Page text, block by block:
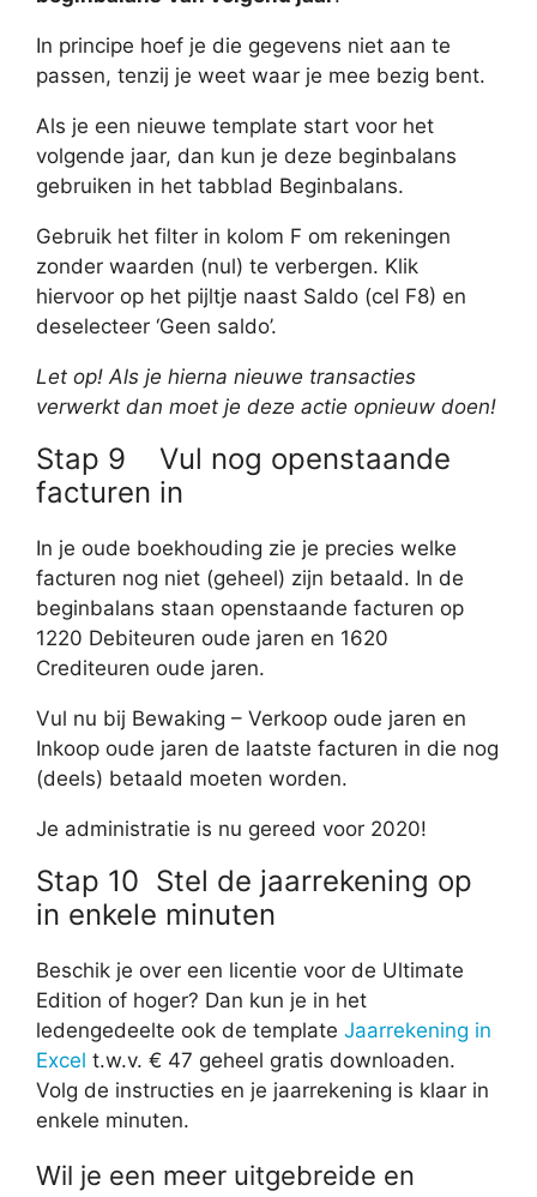
In principe hoef je die gegevens niet aan te
passen, tenzij je weet waar je mee bezig bent.
Als je een nieuwe template start voor het
volgende jaar, dan kun je deze beginbalans
gebruiken in het tabblad Beginbalans.
Gebruik het filter in kolom F om rekeningen
zonder waarden (nul) te verbergen. Klik
hiervoor op het pijltje naast Saldo (cel F8) en
deselecteer ‘Geen saldo’.
Let op! Als je hierna nieuwe transacties
verwerkt dan moet je deze actie opnieuw doen!
Stap 9 Vul nog openstaande
facturen in
In je oude boekhouding zie je precies welke
facturen nog niet (geheel) zijn betaald. In de
beginbalans staan openstaande facturen op
1220 Debiteuren oude jaren en 1620
Crediteuren oude jaren.
Vul nu bij Bewaking – Verkoop oude jaren en
Inkoop oude jaren de laatste facturen in die nog
(deels) betaald moeten worden.
Je administratie is nu gereed voor 2020!
Stap 10 Stel de jaarrekening op
in enkele minuten
Beschik je over een licentie voor de Ultimate
Edition of hoger? Dan kun je in het
ledengedeelte ook de template Jaarrekening in
Excel t.w.v. € 47 geheel gratis downloaden.
Volg de instructies en je jaarrekening is klaar in
enkele minuten.
Wil je een meer uitgebreide en